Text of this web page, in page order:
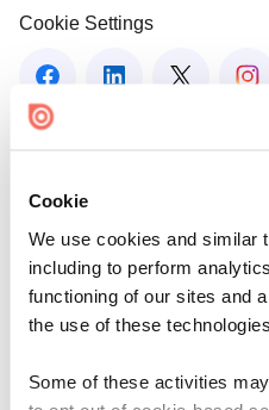
Cookie
We use cookies and similar
including to perform
functioning of our sites and
the use of these technologies.
Some of these activities
Cookie Settings